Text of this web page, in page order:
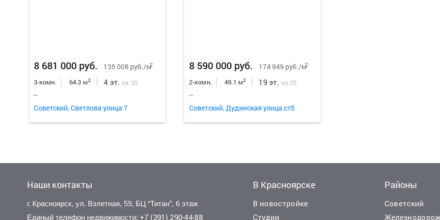
8 681 000 руб. 135 008 руб./м2
3-комн. 64.3 м2 4 эт. из 20
..
Советский, Светлова улица 7
8 590 000 руб. 174 949 руб./м2
2-комн. 49.1 м2 19 эт. из 25
..
Советский, Дудинская улица ст5
Наши контакты
г. Красноярск, ул. Взлетная, 59, БЦ “Титан”, 6 этаж
Единый телефон недвижимости: +7 (391) 290-44-88
В Красноярске
В новостройке
Студии
Районы
Советский